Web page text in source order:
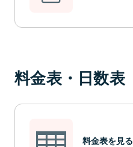
料金表・日数表
料金表を見る